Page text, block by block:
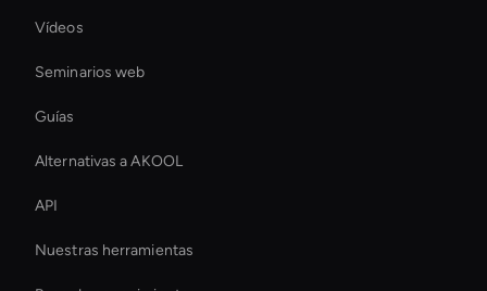
Vídeos
Seminarios web
Guías
Alternativas a AKOOL
API
Nuestras herramientas